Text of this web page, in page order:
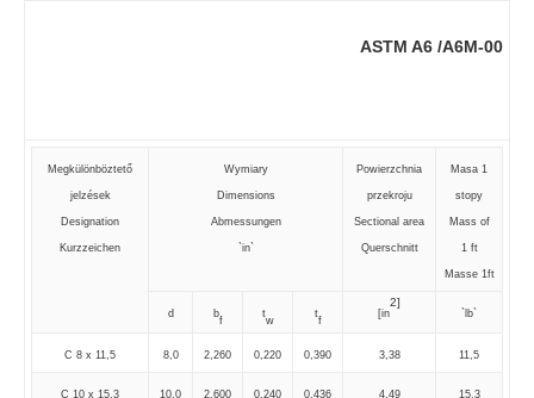
ASTM A6 /A6M-00
Megkülönböztető
jelzések
Designation
Kurzzeichen
Wymiary
Dimensions
Abmessungen
`in`
Powierzchnia
przekroju
Sectional area
Querschnitt
Masa 1
stopy
Mass of
1 ft
Masse 1ft
d b
f
t
w
t
f
[in
2]
`lb`
C 8 x 11,5 8,0 2,260 0,220 0,390 3,38 11,5
C 10 x 15,3 10,0 2,600 0,240 0,436 4,49 15,3